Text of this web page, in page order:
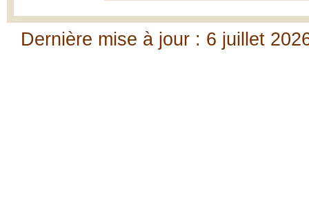
Dernière mise à jour : 6 juillet